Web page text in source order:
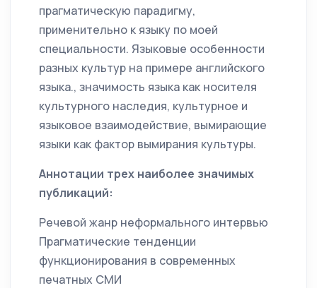
прагматическую парадигму,
применительно к языку по моей
специальности. Языковые особенности
разных культур на примере английского
языка., значимость языка как носителя
культурного наследия, культурное и
языковое взаимодействие, вымирающие
языки как фактор вымирания культуры.
Аннотации трех наиболее значимых
публикаций:
Речевой жанр неформального интервью
Прагматические тенденции
функционирования в современных
печатных СМИ